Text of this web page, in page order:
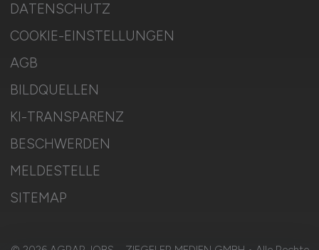
DATENSCHUTZ
COOKIE-EINSTELLUNGEN
AGB
BILDQUELLEN
KI-TRANSPARENZ
BESCHWERDEN
MELDESTELLE
SITEMAP